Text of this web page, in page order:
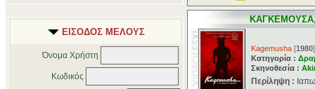
ΕΙΣΟΔΟΣ ΜΕΛΟΥΣ
Όνομα Χρήστη
Κωδικός
Kagemusha [1980]
Κατηγορία :
Σκηνοθεσία :
Περίληψη :